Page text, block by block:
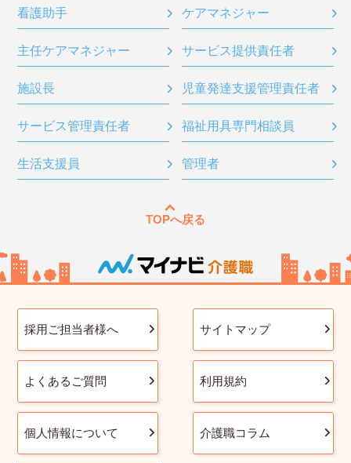
看護助手 ケアマネジャー
主任ケアマネジャー サービス提供責任者
施設長 児童発達支援管理責任者
サービス管理責任者 福祉用具専門相談員
生活支援員 管理者
TOPへ戻る
採用ご担当者様へ サイトマップ
よくあるご質問 利用規約
個人情報について 介護職コラム